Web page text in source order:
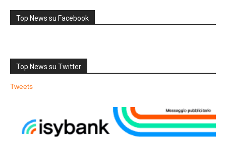
Top News su Facebook
Top News su Twitter
Tweets